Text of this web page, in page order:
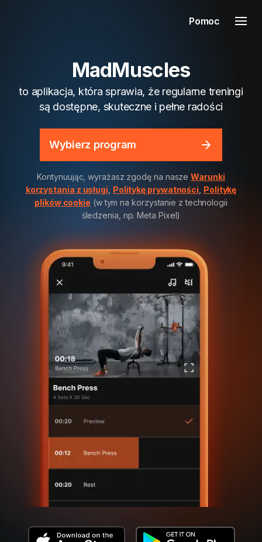
Pomoc
MadMuscles
to aplikacja, która sprawia, że regularne treningi
są dostępne, skuteczne i pełne radości
Wybierz program
Kontynuując, wyrażasz zgodę na naszeWarunki
korzystania z usługi Politykę prywatności Politykę
plików cookie (w tym na korzystanie z technologii
śledzenia, np. Meta Pixel)